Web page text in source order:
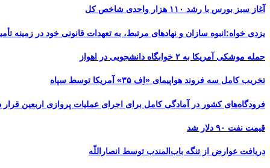
آغاز سبز بورس با رشد ۱۱۰ هزار واحدی شاخص کل
یزدی خواه:انبوه سازان و نهادهای مرتبط، به تعهدات قانونی خود در زمینه
حمله موشکی آمریکا به ۲ خوابگاه دانشجویی در اهواز
تخریب کامل سه فروند هواپیمای «اِف ۳۵» آمریکا توسط سپاه
فرودگاه‌های کشور در آمادگی کامل برای اجرای عملیات پروازی اربعین قرار
قیمت نفت ۹۰ دلار شد
دریافت عوارض از تنگه باب‌المندب توسط انصاراللّه